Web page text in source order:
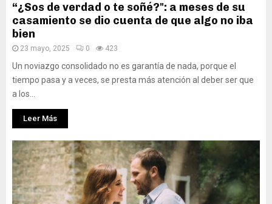
“¿Sos de verdad o te soñé?": a meses de su
casamiento se dio cuenta de que algo no iba
bien
23 mayo, 2025 0 423
Un noviazgo consolidado no es garantía de nada, porque el
tiempo pasa y a veces, se presta más atención al deber ser que
a los...
Leer Más